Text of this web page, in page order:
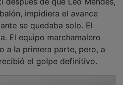
impidiera el avance
se quedaba solo. El
El equipo marchamalero
a la primera parte, pero, a
el golpe definitivo.